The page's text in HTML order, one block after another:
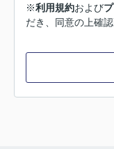
※利用規約および
だき、同意の上確